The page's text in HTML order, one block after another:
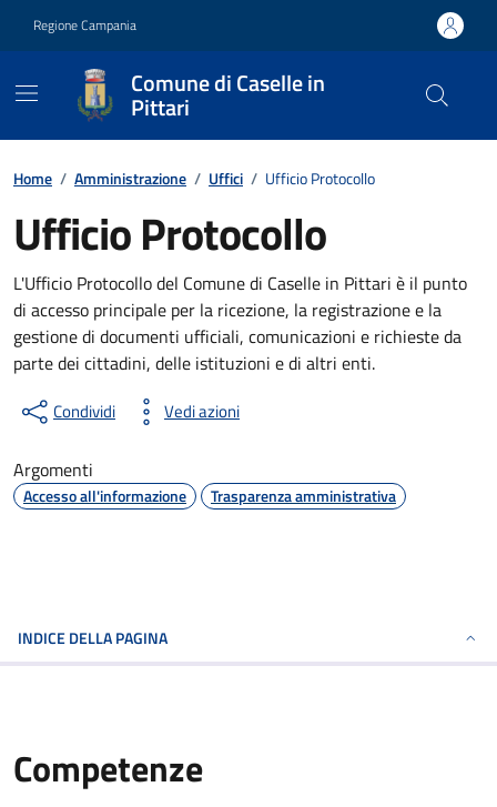
Regione Campania
Comune di Caselle in
Pittari
Contenuti in evidenza
Home / Amministrazione / Uffici / Ufficio Protocollo
Ufficio Protocollo
L'Ufficio Protocollo del Comune di Caselle in Pittari è il punto
di accesso principale per la ricezione, la registrazione e la
gestione di documenti ufficiali, comunicazioni e richieste da
parte dei cittadini, delle istituzioni e di altri enti.
Condividi Vedi azioni
Argomenti
Accesso all'informazione Trasparenza amministrativa
INDICE DELLA PAGINA
Competenze